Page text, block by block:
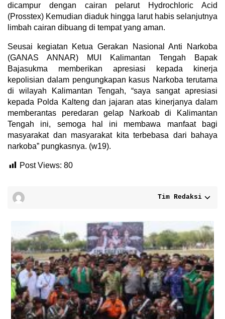
dicampur dengan cairan pelarut Hydrochloric Acid
(Prosstex) Kemudian diaduk hingga larut habis selanjutnya
limbah cairan dibuang di tempat yang aman.
Seusai kegiatan Ketua Gerakan Nasional Anti Narkoba
(GANAS ANNAR) MUI Kalimantan Tengah Bapak
Bajasukma memberikan apresiasi kepada kinerja
kepolisian dalam pengungkapan kasus Narkoba terutama
di wilayah Kalimantan Tengah, “saya sangat apresiasi
kepada Polda Kalteng dan jajaran atas kinerjanya dalam
memberantas peredaran gelap Narkoab di Kalimantan
Tengah ini, semoga hal ini membawa manfaat bagi
masyarakat dan masyarakat kita terbebasa dari bahaya
narkoba” pungkasnya. (w19).
Post Views: 80
Tim Redaksi